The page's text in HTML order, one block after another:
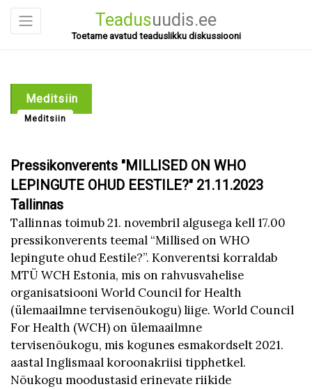
Teadusuudis.ee
Toetame avatud teaduslikku diskussiooni
Meditsiin
Meditsiin
Pressikonverents "MILLISED ON WHO
LEPINGUTE OHUD EESTILE?" 21.11.2023
Tallinnas
Tallinnas toimub 21. novembril algusega kell 17.00
pressikonverents teemal “Millised on WHO
lepingute ohud Eestile?”. Konverentsi korraldab
MTÜ WCH Estonia, mis on rahvusvahelise
organisatsiooni World Council for Health
(ülemaailmne tervisenõukogu) liige. World Council
For Health (WCH) on ülemaailmne
tervisenõukogu, mis kogunes esmakordselt 2021.
aastal Inglismaal koroonakriisi tipphetkel.
Nõukogu moodustasid erinevate riikide